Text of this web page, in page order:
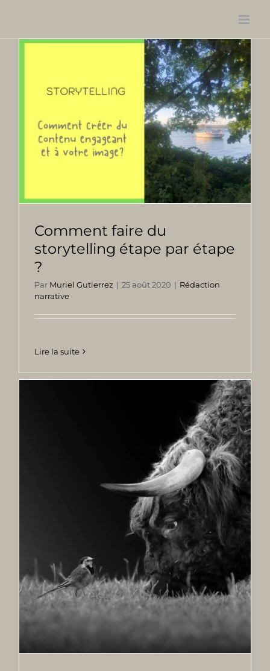
contenu
Comment faire du
storytelling étape par étape
?
Par Muriel Gutierrez | 25 août 2020 | Rédaction
narrative
Lire la suite